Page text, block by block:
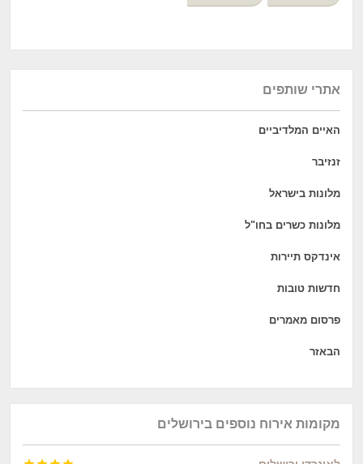
מקומות אירוח נוספים בירושלים
אתרי שותפים
האיים המלדיביים
זנזיבר
מלונות בישראל
מלונות כשרים בחו"ל
אינדקס תיירות
חדשות טובות
פרסום מאמרים
הבאזר